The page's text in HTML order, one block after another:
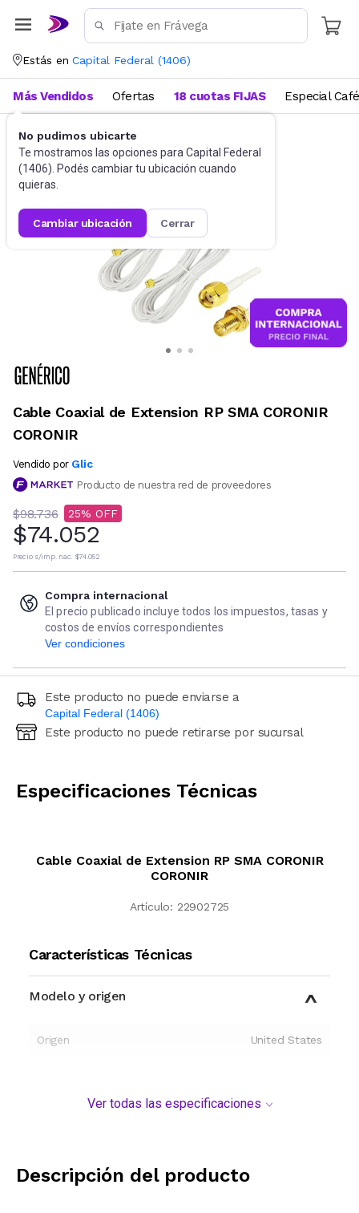
Estás en Capital Federal (1406)
No pudimos ubicarte
Te mostramos las opciones para Capital Federal
(1406). Podés cambiar tu ubicación cuando
quieras.
cambiar ubicación cerrar
Más Vendidos Ofertas 18 cuotas FIJAS Especial Café
Accesorios de Informática
Cable Coaxial de Extension RP SMA CORONIR
CORONIR
Vendido por Glic
Producto de nuestra red de proveedores
$98.736 25
$74.052
Precio s/imp. nac. $74.052
Compra internacional
El precio publicado incluye todos los impuestos, tasas y
costos de envíos correspondientes
Ver condiciones
Este producto no puede enviarse a
Capital Federal (1406)
Ingresá código postal (sólo números)
Este producto no puede retirarse por sucursal
Especificaciones Técnicas
Cable Coaxial de Extension RP SMA CORONIR
CORONIR
Artículo: 22902725
Características Técnicas
Modelo y origen
Origen United States
Ver todas las especificaciones
Descripción del producto